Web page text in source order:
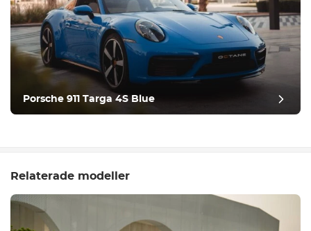
Porsche 911 Targa 4S Blue
Relaterade modeller